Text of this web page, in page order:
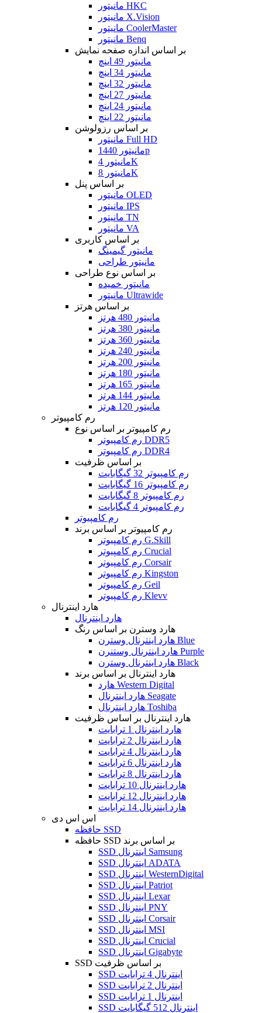
مانیتور HKC
مانیتور X.Vision
مانیتور CoolerMaster
مانیتور Benq
بر اساس اندازه صفحه نمایش
مانیتور 49 اینچ
مانیتور 34 اینچ
مانیتور 32 اینچ
مانیتور 27 اینچ
مانیتور 24 اینچ
مانیتور 22 اینچ
بر اساس رزولوشن
مانیتور Full HD
مانیتور 1440p
مانیتور 4K
مانیتور 8K
بر اساس پنل
مانیتور OLED
مانیتور IPS
مانیتور TN
مانیتور VA
بر اساس کاربری
مانیتور گیمینگ
مانیتور طراحی
بر اساس نوع طراحی
مانیتور خمیده
مانیتور Ultrawide
بر اساس هرتز
مانیتور 480 هرتز
مانیتور 380 هرتز
مانیتور 360 هرتز
مانیتور 240 هرتز
مانیتور 200 هرتز
مانیتور 180 هرتز
مانیتور 165 هرتز
مانیتور 144 هرتز
مانیتور 120 هرتز
رم کامپیوتر
رم کامپیوتر بر اساس نوع
رم کامپیوتر DDR5
رم کامپیوتر DDR4
بر اساس ظرفیت
رم کامپیوتر 32 گیگابایت
رم کامپیوتر 16 گیگابایت
رم کامپیوتر 8 گیگابایت
رم کامپیوتر 4 گیگابایت
رم کامپیوتر
رم کامپیوتر بر اساس برند
رم کامپیوتر G.Skill
رم کامپیوتر Crucial
رم کامپیوتر Corsair
رم کامپیوتر Kingston
رم کامپیوتر Geil
رم کامپیوتر Klevv
هارد اینترنال
هارد اینترنال
هارد وسترن بر اساس رنگ
هارد اینترنال وسترن Blue
هارد اینترنال وستنرن Purple
هارد اینترنال وسترن Black
هارد اینترنال بر اساس برند
هارد Western Digital
هارد اینترنال Seagate
هارد اینترنال Toshiba
هارد اینترنال بر اساس ظرفیت
هارد اینترنال 1 ترابایت
هارد اینترنال 2 ترابایت
هارد اینترنال 4 ترابایت
هارد اینترنال 6 ترابایت
هارد اینترنال 8 ترابایت
هارد اینترنال 10 ترابایت
هارد اینترنال 12 ترابایت
هارد اینترنال 14 ترابایت
اس اس دی
حافظه SSD
حافظه SSD بر اساس برند
SSD اینترنال Samsung
SSD اینترنال ADATA
SSD اینترنال WesternDigital
SSD اینترنال Patriot
SSD اینترنال Lexar
SSD اینترنال PNY
SSD اینترنال Corsair
SSD اینترنال MSI
SSD اینترنال Crucial
SSD اینترنال Gigabyte
SSD بر اساس ظرفیت
SSD اینترنال 4 ترابایت
SSD اینترنال 2 ترابایت
SSD اینترنال 1 ترابایت
SSD اینترنال 512 گیگابایت